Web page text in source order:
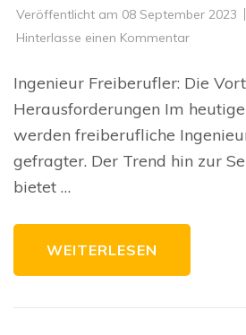
Veröffentlicht am 08 September 2023
Hinterlasse einen Kommentarzu
Ingenieur
Chancen
und
Ingenieur Freiberufler: Die
Herausforderungen Im
werden freiberufliche
gefragter. Der Trend hin zur
bietet …
WEITERLESEN